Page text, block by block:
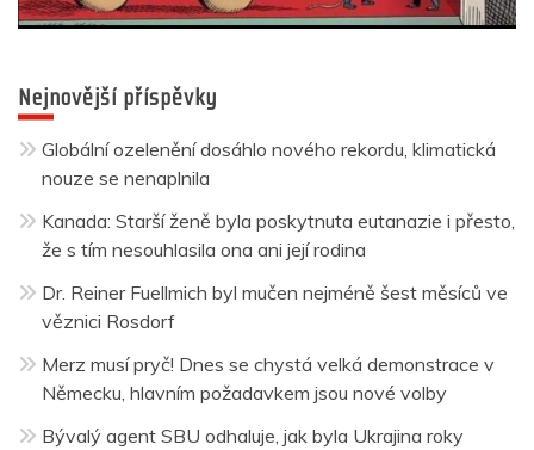
Nejnovější příspěvky
Globální ozelenění dosáhlo nového rekordu, klimatická
nouze se nenaplnila
Kanada: Starší ženě byla poskytnuta eutanazie i přesto,
že s tím nesouhlasila ona ani její rodina
Dr. Reiner Fuellmich byl mučen nejméně šest měsíců ve
věznici Rosdorf
Merz musí pryč! Dnes se chystá velká demonstrace v
Německu, hlavním požadavkem jsou nové volby
Bývalý agent SBU odhaluje, jak byla Ukrajina roky